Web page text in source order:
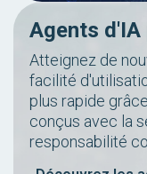
Agents
Atteignez de
facilité
plus rapide
conçus avec la
responsabilité